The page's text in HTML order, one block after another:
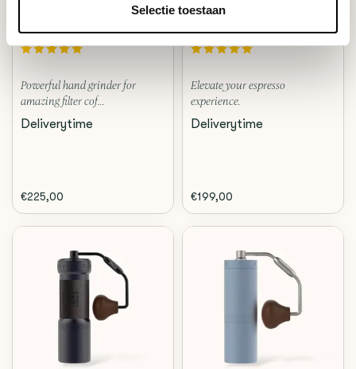
Selectie toestaan
ZP6 SPECIAL (IRON GREY)
Powerful hand grinder for
amazing filter cof...
Deliverytime
€225,00
1Zpresso
J-ULTRA (IRON GREY)
Elevate your espresso
experience.
Deliverytime
€199,00